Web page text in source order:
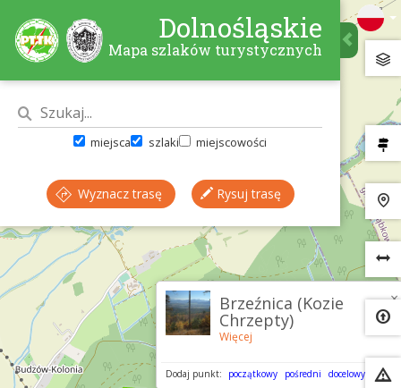
×
Brzeźnica (Kozie
Chrzepty)
Więcej
Dodaj punkt: początkowy pośredni docelowy
Dolnośląskie
Mapa szlaków turystycznych
miejsca szlaki miejscowości
Wyznacz trasę Rysuj trasę